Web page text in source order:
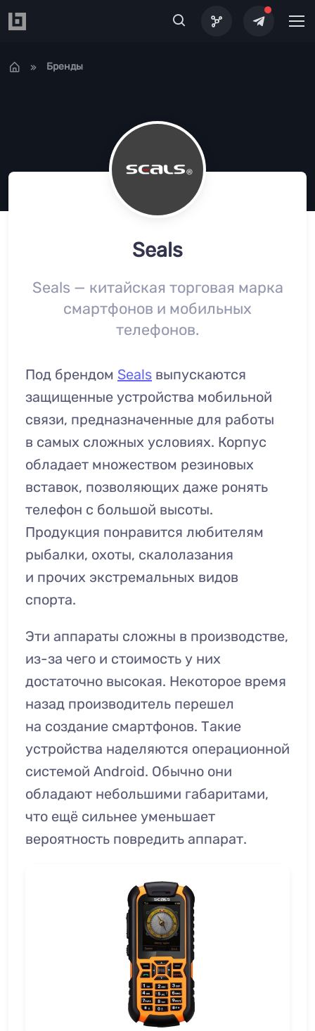
Бренды
Seals
Seals — китайская торговая марка
смартфонов и мобильных
телефонов.
Под брендом Seals выпускаются
защищенные устройства мобильной
связи, предназначенные для работы
в самых сложных условиях. Корпус
обладает множеством резиновых
вставок, позволяющих даже ронять
телефон с большой высоты.
Продукция понравится любителям
рыбалки, охоты, скалолазания
и прочих экстремальных видов
спорта.
Эти аппараты сложны в производстве,
из-за чего и стоимость у них
достаточно высокая. Некоторое время
назад производитель перешел
на создание смартфонов. Такие
устройства наделяются операционной
системой Android. Обычно они
обладают небольшими габаритами,
что ещё сильнее уменьшает
вероятность повредить аппарат.